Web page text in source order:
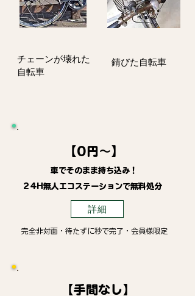
​チェーンが壊れた
自転車
錆びた自転車
【0円～】
車でそのまま持ち込み！
24H無人エコステーションで無料処分
詳細
完全非対面・待たずに秒で完了・会員様限定
【手間なし】